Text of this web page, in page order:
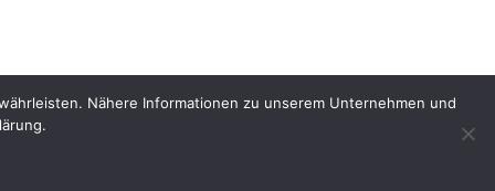
Nähere Informationen zu unserem Unternehmen und